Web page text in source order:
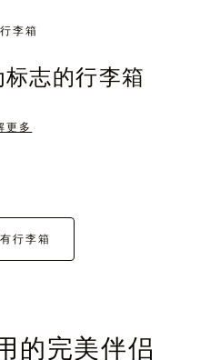
李箱
志的行李箱
更多
行李箱
的完美伴侣